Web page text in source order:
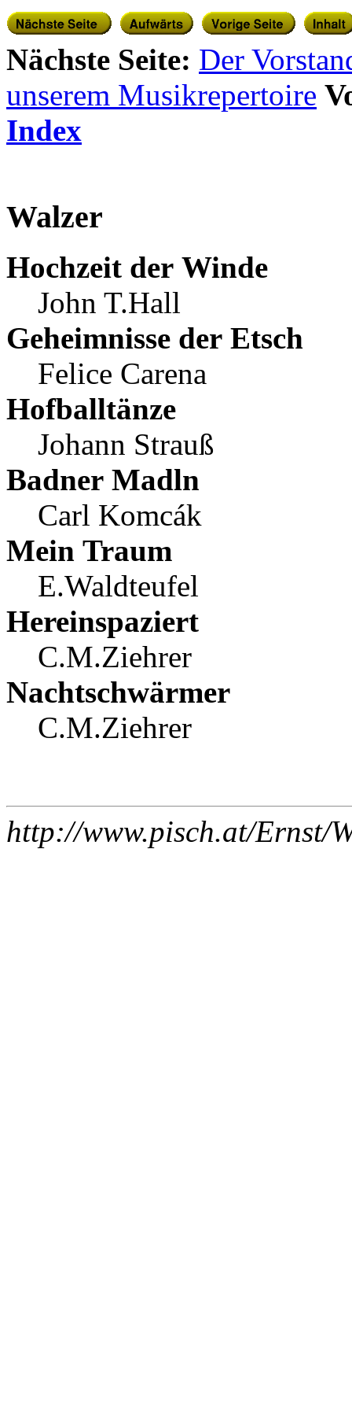
Nächste Seite: Der
unserem Musikrepertoire
Index
Walzer
Hochzeit der Winde
John T.Hall
Geheimnisse der Etsch
Felice Carena
Hofballtänze
Johann Strauß
Badner Madln
Carl Komcák
Mein Traum
E.Waldteufel
Hereinspaziert
C.M.Ziehrer
Nachtschwärmer
C.M.Ziehrer
http://www.pisch.at/Ernst/